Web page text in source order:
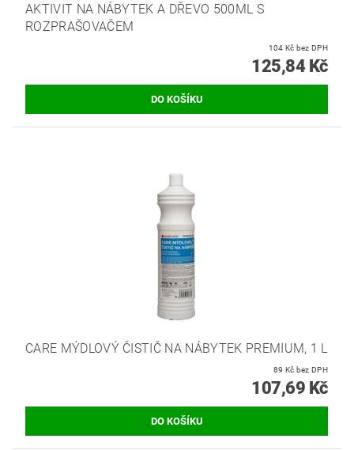
AKTIVIT NA NÁBYTEK A DŘEVO 500ML S
ROZPRAŠOVAČEM
104 Kč bez DPH
125,84 Kč
CARE MÝDLOVÝ ČISTIČ NA NÁBYTEK PREMIUM, 1 L
89 Kč bez DPH
107,69 Kč